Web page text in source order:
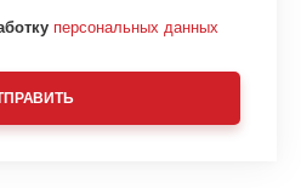
персональных данных